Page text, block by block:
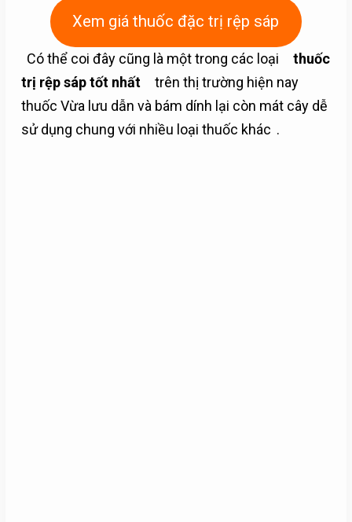
Xem giá thuốc đặc trị rệp sáp
Có thể coi đây cũng là một trong các loại
thuốc
trị rệp sáp tốt nhất
trên thị trường hiện nay
thuốc Vừa lưu dẫn và bám dính lại còn mát cây dễ
sử dụng chung với nhiều loại thuốc khác .